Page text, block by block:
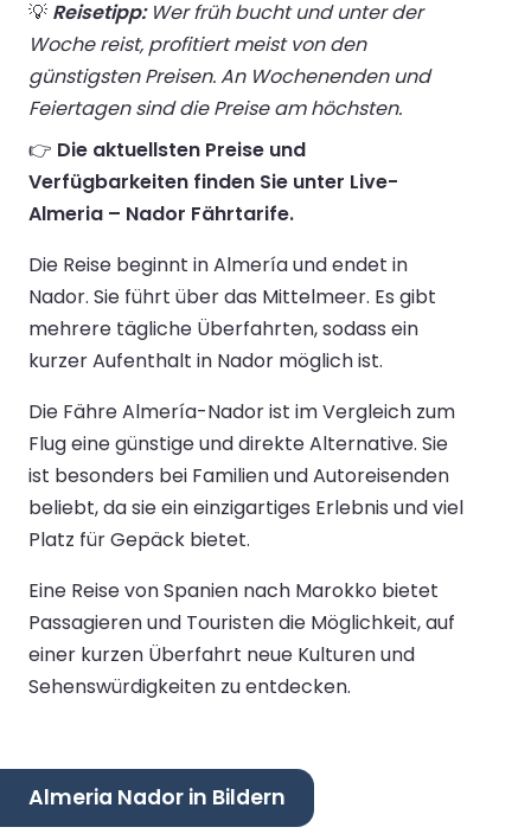
💡 Reisetipp:Wer früh bucht und unter der
Woche reist, profitiert meist von den
günstigsten Preisen. An Wochenenden und
Feiertagen sind die Preise am höchsten.
👉 Die aktuellsten Preise und
Verfügbarkeiten finden Sie unter Live-
Almeria – Nador Fährtarife.
Die Reise beginnt in Almería und endet in
Nador. Sie führt über das Mittelmeer. Es gibt
mehrere tägliche Überfahrten, sodass ein
kurzer Aufenthalt in Nador möglich ist.
Die Fähre Almería-Nador ist im Vergleich zum
Flug eine günstige und direkte Alternative. Sie
ist besonders bei Familien und Autoreisenden
beliebt, da sie ein einzigartiges Erlebnis und viel
Platz für Gepäck bietet.
Eine Reise von Spanien nach Marokko bietet
Passagieren und Touristen die Möglichkeit, auf
einer kurzen Überfahrt neue Kulturen und
Sehenswürdigkeiten zu entdecken.
Almeria Nador in Bildern